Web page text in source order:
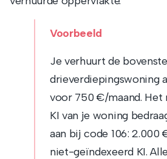
Voorbeeld
Je verhuurt de
drieverdiepin­gswoning
voor 750 €/maand. Het
KI van je woning
aan bij code 106:
niet-geïndexeerd KI.